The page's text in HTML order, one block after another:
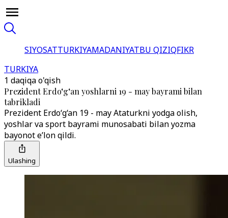
SIYOSATTURKIYAMADANIYATBU QIZIQFIKR
TURKIYA
1 daqiqa o'qish
Prezident Erdo‘g‘an yoshlarni 19 - may bayrami bilan
tabrikladi
Prezident Erdo‘g‘an 19 - may Ataturkni yodga olish,
yoshlar va sport bayrami munosabati bilan yozma
bayonot e’lon qildi.
Ulashing